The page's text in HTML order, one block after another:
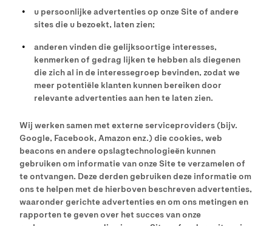
u persoonlijke advertenties op onze Site of andere
sites die u bezoekt, laten zien;
anderen vinden die gelijksoortige interesses,
kenmerken of gedrag lijken te hebben als diegenen
die zich al in de interessegroep bevinden, zodat we
meer potentiële klanten kunnen bereiken door
relevante advertenties aan hen te laten zien.
Wij werken samen met externe serviceproviders (bijv.
Google, Facebook, Amazon enz.) die cookies, web
beacons en andere opslagtechnologieën kunnen
gebruiken om informatie van onze Site te verzamelen of
te ontvangen. Deze derden gebruiken deze informatie om
ons te helpen met de hierboven beschreven advertenties,
waaronder gerichte advertenties en om ons metingen en
rapporten te geven over het succes van onze